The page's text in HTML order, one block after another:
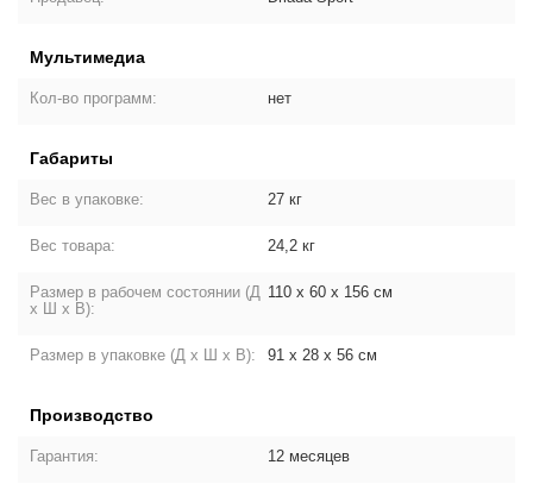
Мультимедиа
Кол-во программ: нет
Габариты
Вес в упаковке: 27 кг
Вес товара: 24,2 кг
Размер в рабочем состоянии (Д
х Ш х В):
110 х 60 х 156 см
Размер в упаковке (Д х Ш х В): 91 х 28 х 56 см
Производство
Гарантия: 12 месяцев